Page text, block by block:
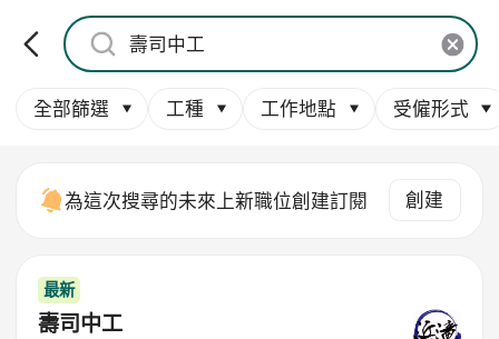
全部篩選 工種 工作地點 受僱形式
為這次搜尋的未來上新職位創建訂閱 創建
最新
壽司中工